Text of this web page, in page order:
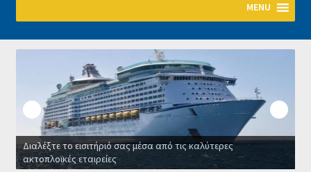
πλοήγηση
MENU
Αρχική
Manage Subscriptions
Manage Subscriptions
Manage Subscriptions
Διαλέξτε το εισιτήριό σας μέσα από τις καλύτερες
ακτοπλοϊκές εταιρείες